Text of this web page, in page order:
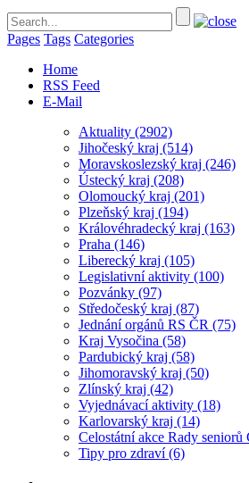
Pages Tags Categories
Home
RSS Feed
E-Mail
Aktuality (2902)
Jihočeský kraj (514)
Moravskoslezský kraj (246)
Ústecký kraj (208)
Olomoucký kraj (201)
Plzeňský kraj (194)
Královéhradecký kraj (163)
Praha (146)
Liberecký kraj (105)
Legislativní aktivity (100)
Pozvánky (97)
Středočeský kraj (87)
Jednání orgánů RS ČR (75)
Kraj Vysočina (58)
Pardubický kraj (58)
Jihomoravský kraj (50)
Zlínský kraj (42)
Vyjednávací aktivity (18)
Karlovarský kraj (14)
Celostátní akce Rady seniorů
Tipy pro zdraví(6)